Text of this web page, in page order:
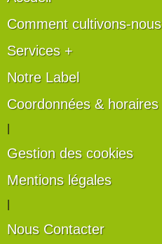
Comment cultivons-nous
Services +
Notre Label
Coordonnées & horaires
Gestion des cookies
Mentions légales
Nous Contacter